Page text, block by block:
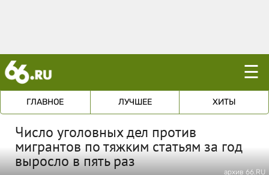
☰
ГЛАВНОЕ ЛУЧШЕЕ ХИТЫ
Число уголовных дел против
мигрантов по тяжким статьям за год
выросло в пять раз
архив 66.RU